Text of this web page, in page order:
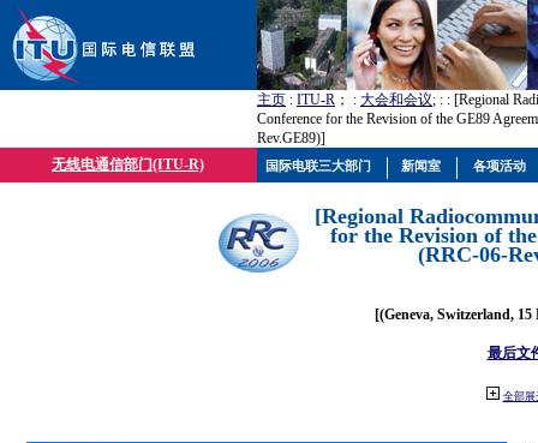
主页 : ITU-R ； : 大会和会议; : : [Regional
Conference for the Revision of the GE89
Rev.GE89)]
无线电通信部门(ITU-R)
[Regional
for the Revision of
(RRC-06-
[(Geneva, Switzerland, 15
最后文
全部展
国际电联三大部门 新闻室 各项活动